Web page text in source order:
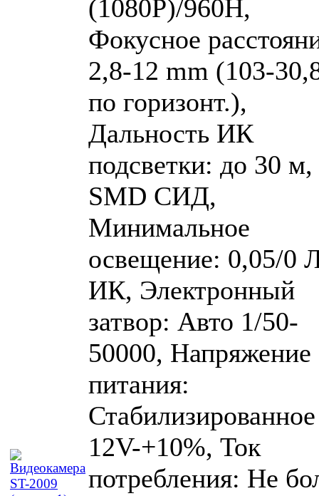
(1080P)/960H,
Фокусное
2,8-12 mm (103-
по горизонт.),
Дальность ИК
подсветки: до 30 м,
SMD СИД,
Минимальное
освещение: 0,05/0
ИК, Электронный
затвор: Авто 1/50-
50000, Напряжение
питания:
Стабилизированное
12V-+10%, Ток
потребления: Не